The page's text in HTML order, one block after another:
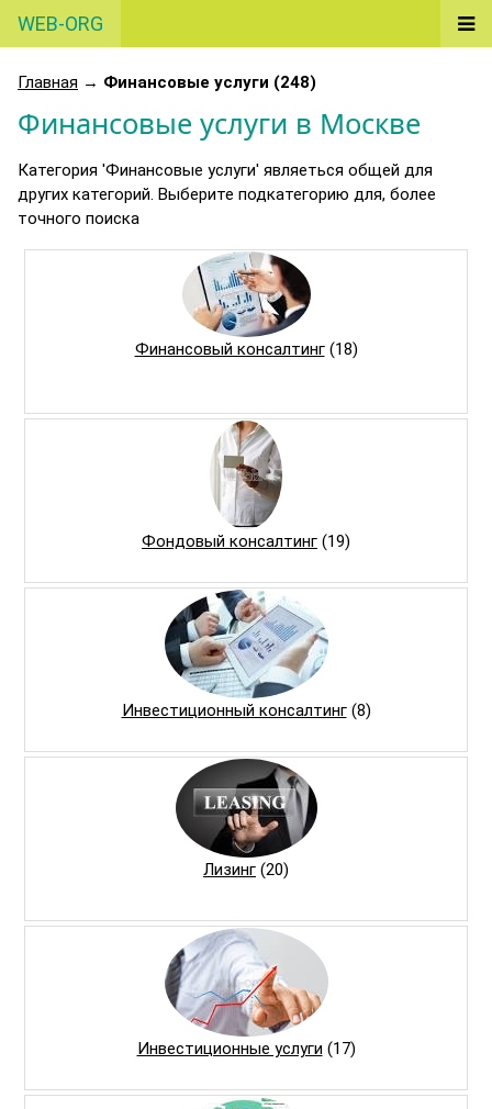
WEB-ORG
Главная → Финансовые услуги (248)
Финансовые услуги в Москве
Категория 'Финансовые услуги' являеться общей для
других категорий. Выберите подкатегорию для, более
точного поиска
Финансовый консалтинг(18)
Фондовый консалтинг (19)
Инвестиционный консалтинг(8)
Лизинг (20)
Инвестиционные услуги (17)